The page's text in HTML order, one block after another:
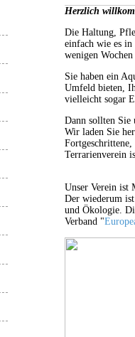
Herzlich
Die Haltung,
einfach wie es in
wenigen
Sie haben ein
Umfeld bieten,
vielleicht sogar
Dann sollten Sie
Wir laden Sie
Terrarienverein
Unser Verein ist
Der wiederum
und Ökologie.
Verband "